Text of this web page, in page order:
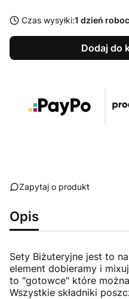
Czas wysyłki:1 dzień
Dodaj do
Zapytaj o produkt
Opis
Sety Biżuteryjne jest to
element dobieramy i
to "gotowce" które
Wszystkie składniki